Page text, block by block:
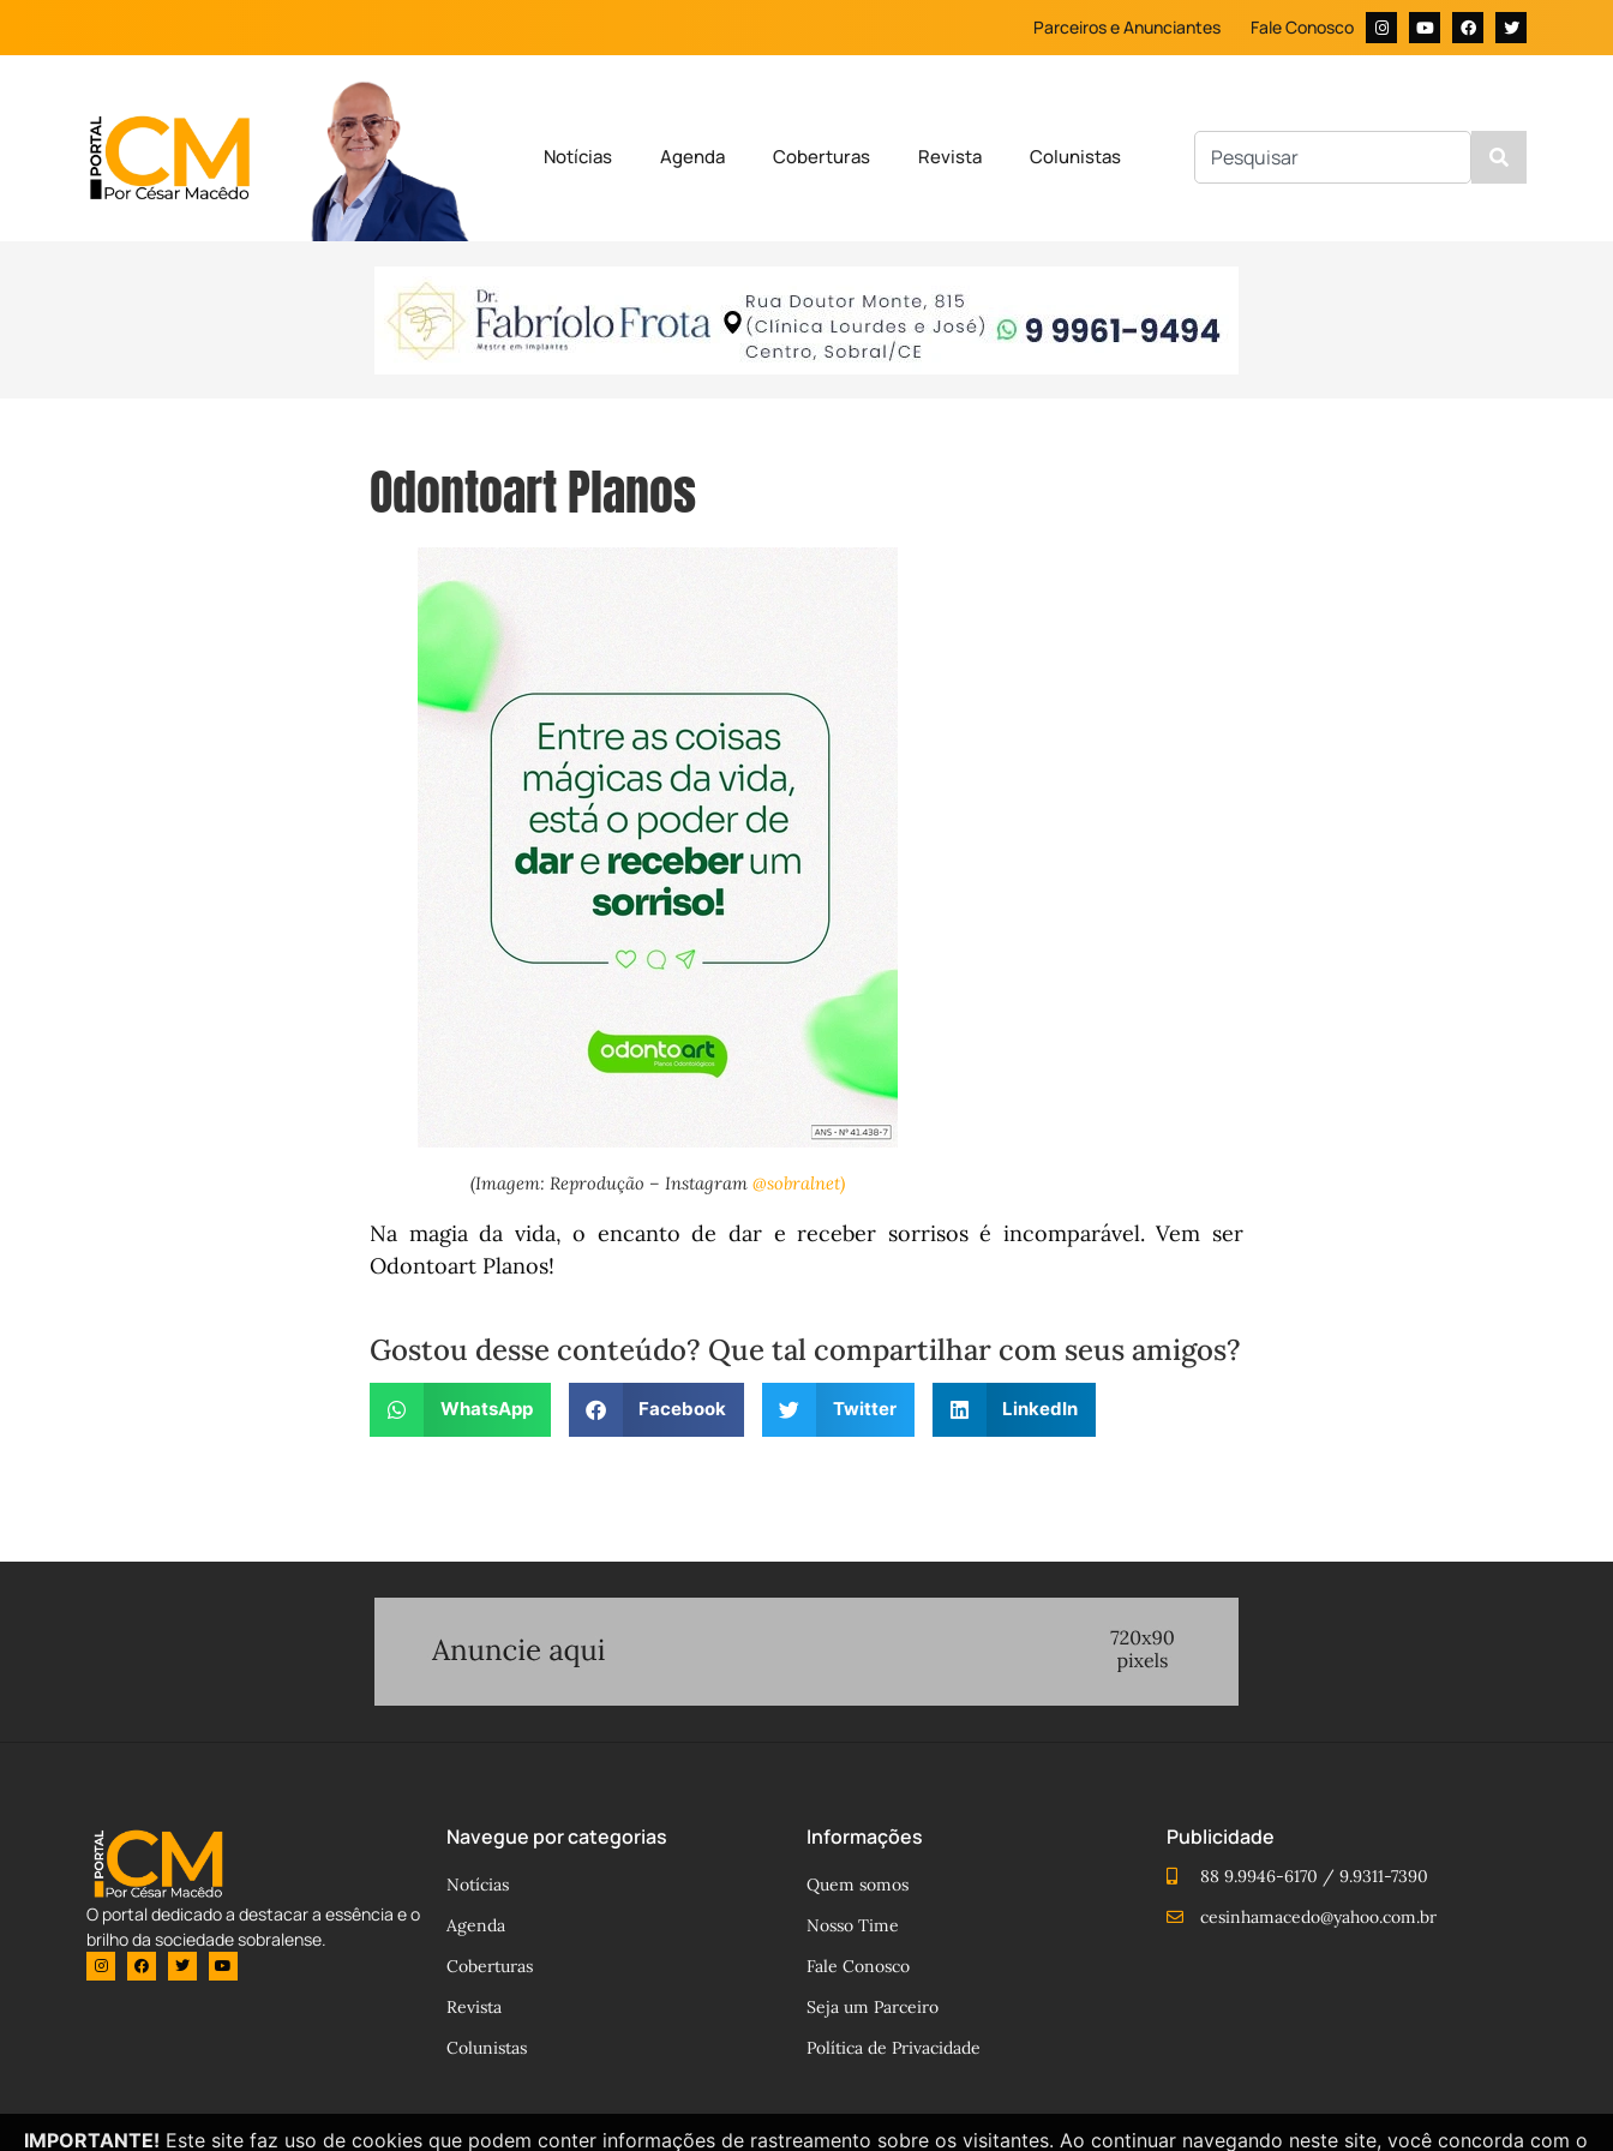
Parceiros e Anunciantes Fale Conosco
Notícias Agenda Coberturas Revista Colunistas
Odontoart Planos
(Imagem: Reprodução – Instagram @sobralnet)
Na magia da vida, o encanto de dar e receber sorrisos é incomparável. Vem ser
Odontoart Planos!
Gostou desse conteúdo? Que tal compartilhar com seus amigos?
WhatsApp Facebook Twitter LinkedIn
O portal dedicado a destacar a essência e o
brilho da sociedade sobralense.
Navegue por categorias
Notícias
Agenda
Coberturas
Revista
Colunistas
Informações
Quem somos
Nosso Time
Fale Conosco
Seja um Parceiro
Política de Privacidade
Publicidade
88 9.9946-6170 / 9.9311-7390
cesinhamacedo@yahoo.com.br
IMPORTANTE! Este site faz uso de cookies que podem conter informações de rastreamento sobre os visitantes. Ao continuar navegando neste site, você concorda com o